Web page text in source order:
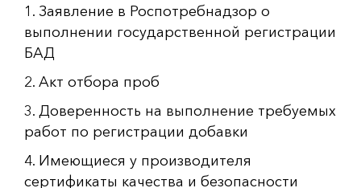
1. Заявление в Роспотребнадзор о
выполнении государственной регистрации
БАД
2. Акт отбора проб
3. Доверенность на выполнение требуемых
работ по регистрации добавки
4. Имеющиеся у производителя
сертификаты качества и безопасности